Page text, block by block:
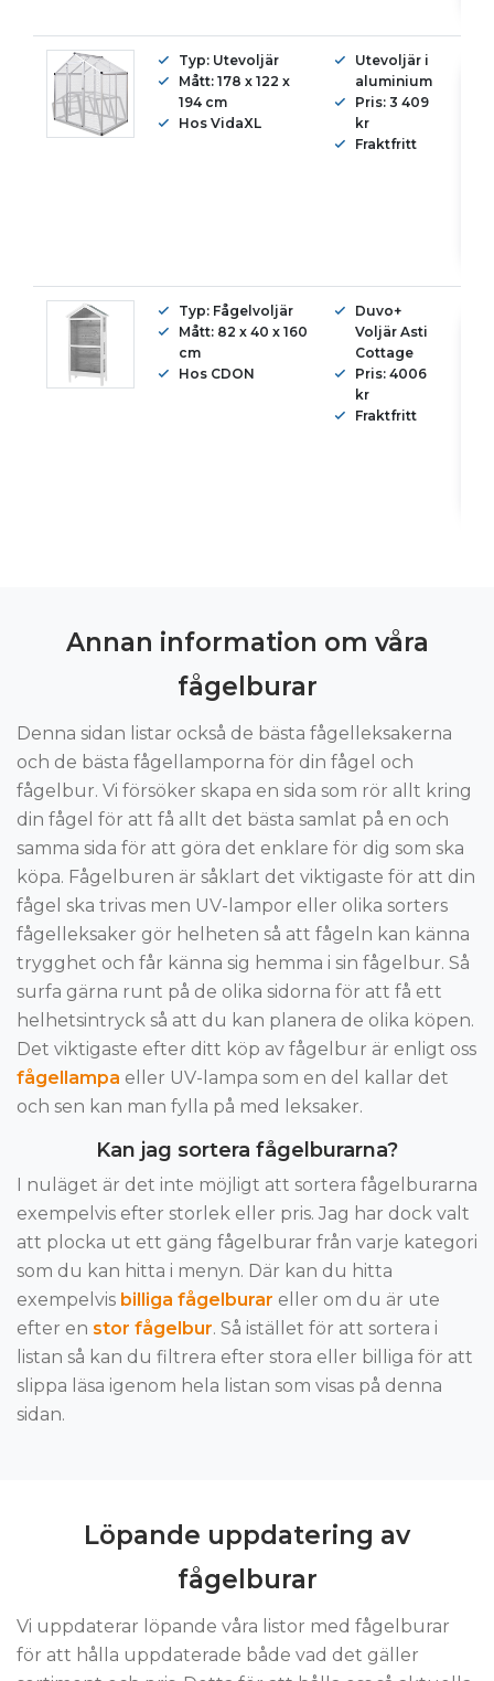
Typ: Utevoljär
Mått: 178 x 122 x
194 cm
Hos VidaXL
Utevoljär i
aluminium
Pris: 3 409
kr
Fraktfritt
Typ: Fågelvoljär
Mått: 82 x 40 x 160
cm
Hos CDON
Duvo+
Voljär Asti
Cottage
Pris: 4006
kr
Fraktfritt
Annan information om våra
fågelburar
Denna sidan listar också de bästa fågelleksakerna
och de bästa fågellamporna för din fågel och
fågelbur. Vi försöker skapa en sida som rör allt kring
din fågel för att få allt det bästa samlat på en och
samma sida för att göra det enklare för dig som ska
köpa. Fågelburen är såklart det viktigaste för att din
fågel ska trivas men UV-lampor eller olika sorters
fågelleksaker gör helheten så att fågeln kan känna
trygghet och får känna sig hemma i sin fågelbur. Så
surfa gärna runt på de olika sidorna för att få ett
helhetsintryck så att du kan planera de olika köpen.
Det viktigaste efter ditt köp av fågelbur är enligt oss
fågellampa eller UV-lampa som en del kallar det
och sen kan man fylla på med leksaker.
Kan jag sortera fågelburarna?
I nuläget är det inte möjligt att sortera fågelburarna
exempelvis efter storlek eller pris. Jag har dock valt
att plocka ut ett gäng fågelburar från varje kategori
som du kan hitta i menyn. Där kan du hitta
exempelvis billiga fågelburar eller om du är ute
efter en stor fågelbur. Så istället för att sortera i
listan så kan du filtrera efter stora eller billiga för att
slippa läsa igenom hela listan som visas på denna
sidan.
Löpande uppdatering av
fågelburar
Vi uppdaterar löpande våra listor med fågelburar
för att hålla uppdaterade både vad det gäller